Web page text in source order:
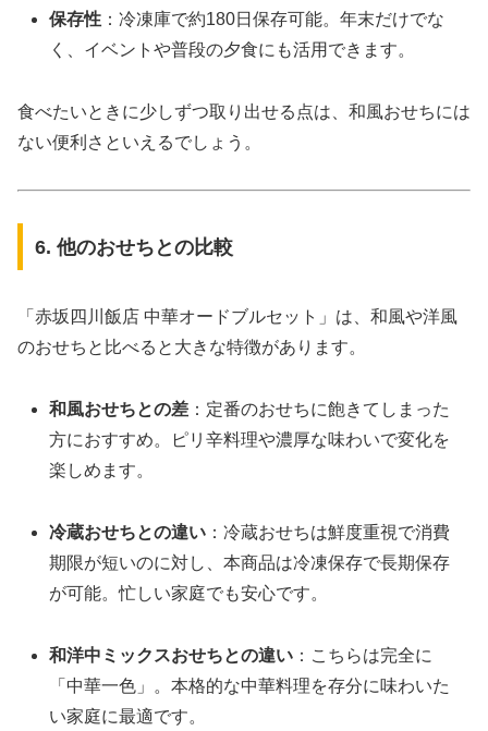
保存性 ：冷凍庫で約180日保存可能。年末だけでな
く、イベントや普段の夕食にも活用できます。
食べたいときに少しずつ取り出せる点は、和風おせちには
ない便利さといえるでしょう。
6. 他のおせちとの比較
「赤坂四川飯店 中華オードブルセット」は、和風や洋風
のおせちと比べると大きな特徴があります。
和風おせちとの差 ：定番のおせちに飽きてしまった
方におすすめ。ピリ辛料理や濃厚な味わいで変化を
楽しめます。
冷蔵おせちとの違い ：冷蔵おせちは鮮度重視で消費
期限が短いのに対し、本商品は冷凍保存で長期保存
が可能。忙しい家庭でも安心です。
和洋中ミックスおせちとの違い ：こちらは完全に
「中華一色」。本格的な中華料理を存分に味わいた
い家庭に最適です。